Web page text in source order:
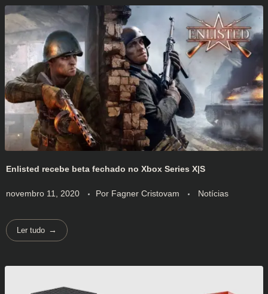
Enlisted recebe beta fechado no Xbox Series X|S
novembro 11, 2020 Por Fagner Cristovam Notícias
Ler tudo